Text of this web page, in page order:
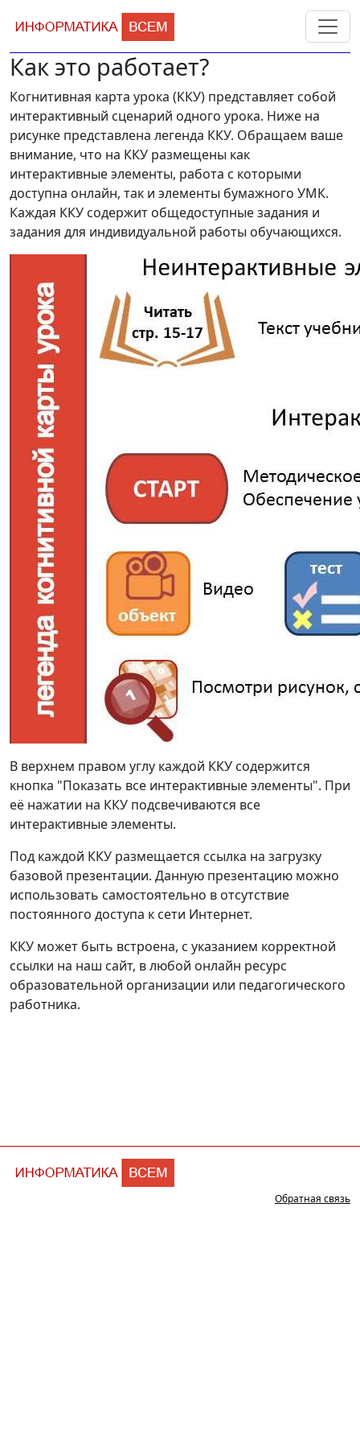
Как это работает?
Когнитивная карта урока (ККУ) представляет собой
интерактивный сценарий одного урока. Ниже на
рисунке представлена легенда ККУ. Обращаем ваше
внимание, что на ККУ размещены как
интерактивные элементы, работа с которыми
доступна онлайн, так и элементы бумажного УМК.
Каждая ККУ содержит общедоступные задания и
задания для индивидуальной работы обучающихся.
В верхнем правом углу каждой ККУ содержится
кнопка "Показать все интерактивные элементы". При
её нажатии на ККУ подсвечиваются все
интерактивные элементы.
Под каждой ККУ размещается ссылка на загрузку
базовой презентации. Данную презентацию можно
использовать самостоятельно в отсутствие
постоянного доступа к сети Интернет.
ККУ может быть встроена, с указанием корректной
ссылки на наш сайт, в любой онлайн ресурс
образовательной организации или педагогического
работника.
Обратная связь